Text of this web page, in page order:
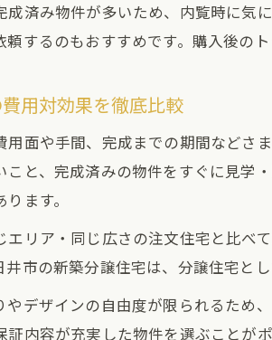
学校や
建売住
庭付きの建
庭付き
庭の広
春日井
成済み物件が多いため、内覧時に
するのもおすすめです。購入後の
用対効果を徹底比較
用面や手間、完成までの期間などさ
こと、完成済みの物件をすぐに見学
ます。
リア・同じ広さの注文住宅と比べ
市の新築分譲住宅は、分譲住宅と
デザインの自由度が限られるため
証内容が充実した物件を選ぶことが